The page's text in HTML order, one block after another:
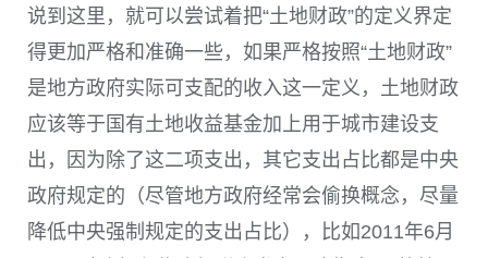
说到这里，就可以尝试着把“土地财政”的定义界定
得更加严格和准确一些，如果严格按照“土地财政”
是地方政府实际可支配的收入这一定义，土地财政
应该等于国有土地收益基金加上用于城市建设支
出，因为除了这二项支出，其它支出占比都是中央
政府规定的（尽管地方政府经常会偷换概念，尽量
降低中央强制规定的支出占比），比如2011年6月